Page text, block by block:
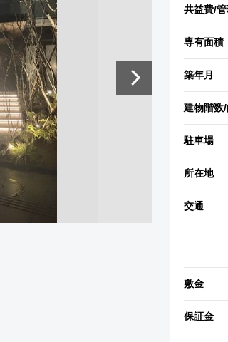
共益費/
専有面積
築年月
建物階数/
駐車場
所在地
交通
敷金
保証金